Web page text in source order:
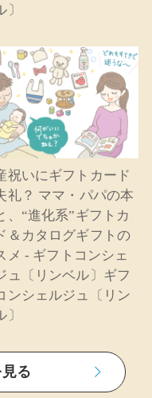
〕
祝いにギフトカード
礼？ ママ・パパの本
、“進化系”ギフトカ
＆カタログギフトの
メ - ギフトコンシェ
ュ〔リンベル〕ギフ
ンシェルジュ〔リン
〕
る